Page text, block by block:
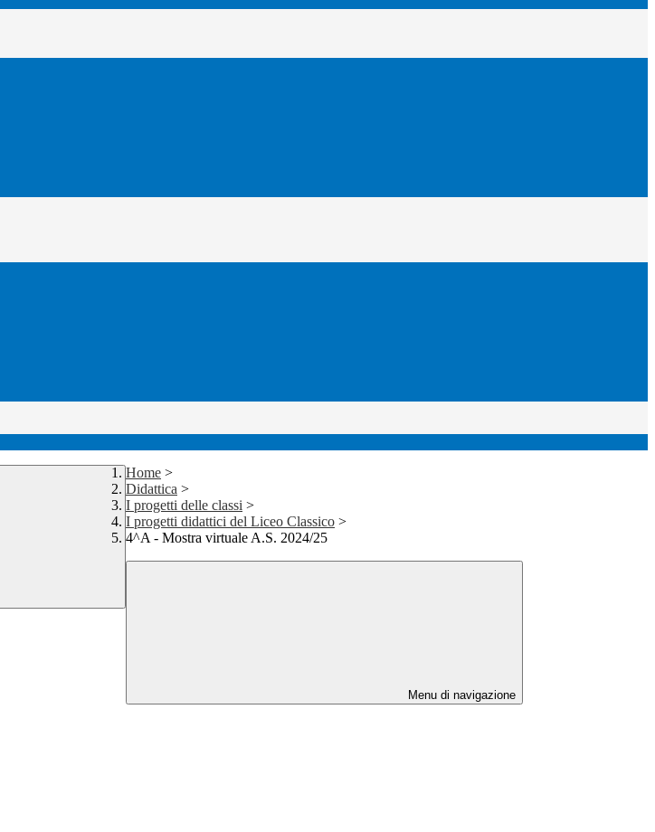
Home >
Didattica >
I progetti delle classi >
I progetti didattici del Liceo Classico >
4^A - Mostra virtuale A.S. 2024/25
Menu di navigazione